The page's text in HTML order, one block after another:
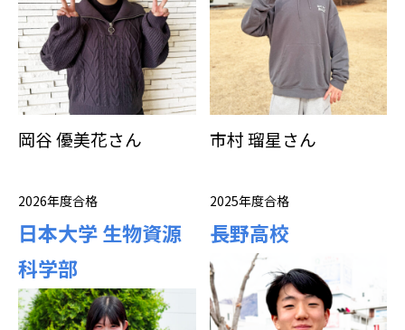
岡谷 優美花さん 市村 瑠星さん
2026年度合格
日本大学 生物資源
科学部
2025年度合格
長野高校